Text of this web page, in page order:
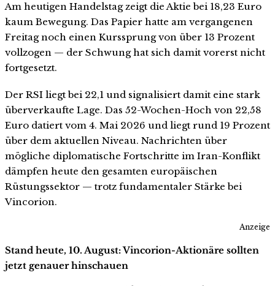
Am heutigen Handelstag zeigt die Aktie bei 18,23 Euro
kaum Bewegung. Das Papier hatte am vergangenen
Freitag noch einen Kurssprung von über 13 Prozent
vollzogen — der Schwung hat sich damit vorerst nicht
fortgesetzt.
Der RSI liegt bei 22,1 und signalisiert damit eine stark
überverkaufte Lage. Das 52-Wochen-Hoch von 22,58
Euro datiert vom 4. Mai 2026 und liegt rund 19 Prozent
über dem aktuellen Niveau. Nachrichten über
mögliche diplomatische Fortschritte im Iran-Konflikt
dämpfen heute den gesamten europäischen
Rüstungssektor — trotz fundamentaler Stärke bei
Vincorion.
Anzeige
Stand heute, 10. August: Vincorion-Aktionäre sollten
jetzt genauer hinschauen